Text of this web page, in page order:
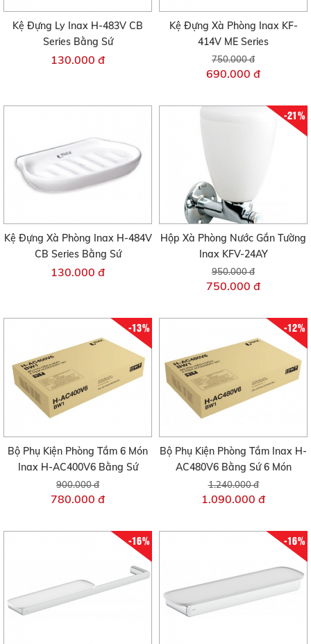
Kệ Đựng Ly Inax H-483V CB
Series Bằng Sứ
130.000 đ
Kệ Đựng Xà Phòng Inax KF-
414V ME Series
750.000 đ
690.000 đ
Kệ Đựng Xà Phòng Inax H-484V
CB Series Bằng Sứ
130.000 đ
-21%
Hộp Xà Phòng Nước Gắn Tường
Inax KFV-24AY
950.000 đ
750.000 đ
-13%
Bộ Phụ Kiện Phòng Tắm 6 Món
Inax H-AC400V6 Bằng Sứ
900.000 đ
780.000 đ
-12%
Bộ Phụ Kiện Phòng Tắm Inax H-
AC480V6 Bằng Sứ 6 Món
1.240.000 đ
1.090.000 đ
-16% -16%